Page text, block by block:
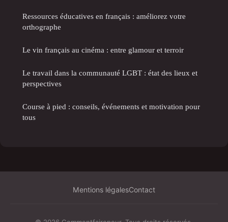
Ressources éducatives en français : améliorez votre
orthographe
Le vin français au cinéma : entre glamour et terroir
Le travail dans la communauté LGBT : état des lieux et
perspectives
Course à pied : conseils, événements et motivation pour
tous
Mentions légalesContact